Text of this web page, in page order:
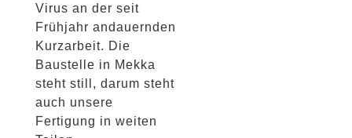
Virus an der seit
Frühjahr andauernden
Kurzarbeit. Die
Baustelle in Mekka
steht still, darum steht
auch unsere
Fertigung in weiten